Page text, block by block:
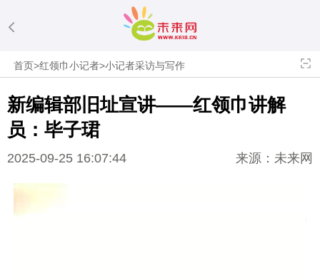
首页>红领巾小记者>小记者采访与写作
新编辑部旧址宣讲——红领巾讲解
员：毕子珺
2025-09-25 16:07:44 来源：未来网